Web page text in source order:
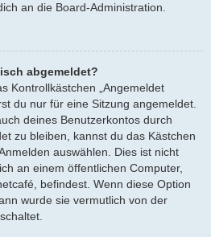
an die Board-Administration.
abgemeldet?
Kontrollkästchen „Angemeldet
du nur für eine Sitzung angemeldet.
deines Benutzerkontos durch
zu bleiben, kannst du das Kästchen
auswählen. Dies ist nicht
an einem öffentlichen Computer,
befindest. Wenn diese Option
wurde sie vermutlich von der